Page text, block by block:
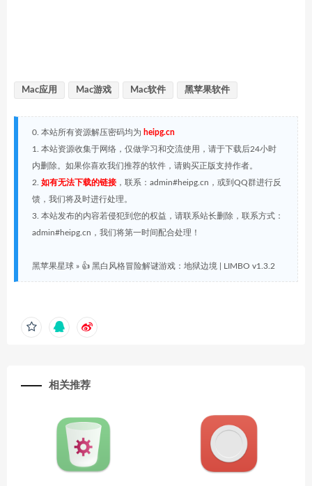
Mac应用 Mac游戏 Mac软件 黑苹果软件
0. 本站所有资源解压密码均为 heipg.cn
1. 本站资源收集于网络，仅做学习和交流使用，请于下载后24小时
内删除。如果你喜欢我们推荐的软件，请购买正版支持作者。
2. 如有无法下载的链接，联系：admin#heipg.cn，或到QQ群进行反
馈，我们将及时进行处理。
3. 本站发布的内容若侵犯到您的权益，请联系站长删除，联系方式：
admin#heipg.cn，我们将第一时间配合处理！
黑苹果星球 » 👍 黑白风格冒险解谜游戏：地狱边境 | LIMBO v1.3.2
相关推荐